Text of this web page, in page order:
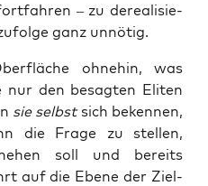
– zu derea­li­sie­
ganz unnötig.
ohne­hin, was
nur den besag­ten Eli­ten
sie selbstsich beken­nen,
die Fra­ge zu stel­len,
soll und bereits
auf die Ebe­ne der Ziel­